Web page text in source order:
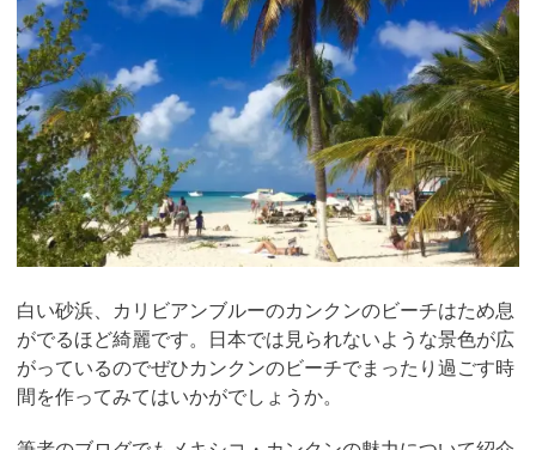
白い砂浜、カリビアンブルーのカンクンのビーチはため息
がでるほど綺麗です。日本では見られないような景色が広
がっているのでぜひカンクンのビーチでまったり過ごす時
間を作ってみてはいかがでしょうか。